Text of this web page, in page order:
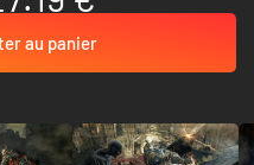
au panier